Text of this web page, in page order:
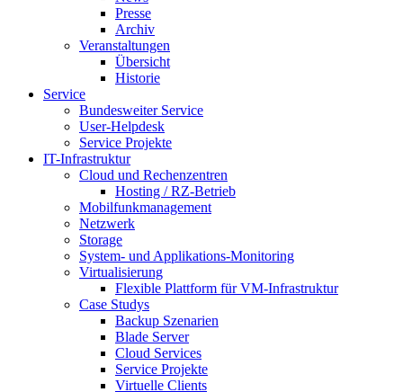
Presse
Archiv
Veranstaltungen
Übersicht
Historie
Service
Bundesweiter Service
User-Helpdesk
Service Projekte
IT-Infrastruktur
Cloud und Rechenzentren
Hosting / RZ-Betrieb
Mobilfunkmanagement
Netzwerk
Storage
System- und Applikations-Monitoring
Virtualisierung
Flexible Plattform für VM-Infrastruktur
Case Studys
Backup Szenarien
Blade Server
Cloud Services
Service Projekte
Virtuelle Clients